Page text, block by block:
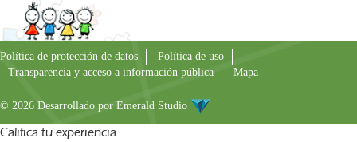
Política de protección de datos
Política de uso
Transparencia y acceso a información pública
Mapa
© 2026 Desarrollado por Emerald Studio
Califica tu experiencia